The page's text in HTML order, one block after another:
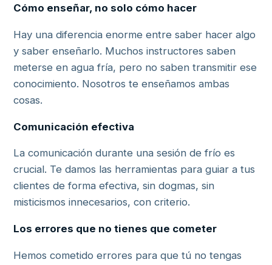
Cómo enseñar, no solo cómo hacer
Hay una diferencia enorme entre saber hacer algo
y saber enseñarlo. Muchos instructores saben
meterse en agua fría, pero no saben transmitir ese
conocimiento. Nosotros te enseñamos ambas
cosas.
Comunicación efectiva
La comunicación durante una sesión de frío es
crucial. Te damos las herramientas para guiar a tus
clientes de forma efectiva, sin dogmas, sin
misticismos innecesarios, con criterio.
Los errores que no tienes que cometer
Hemos cometido errores para que tú no tengas